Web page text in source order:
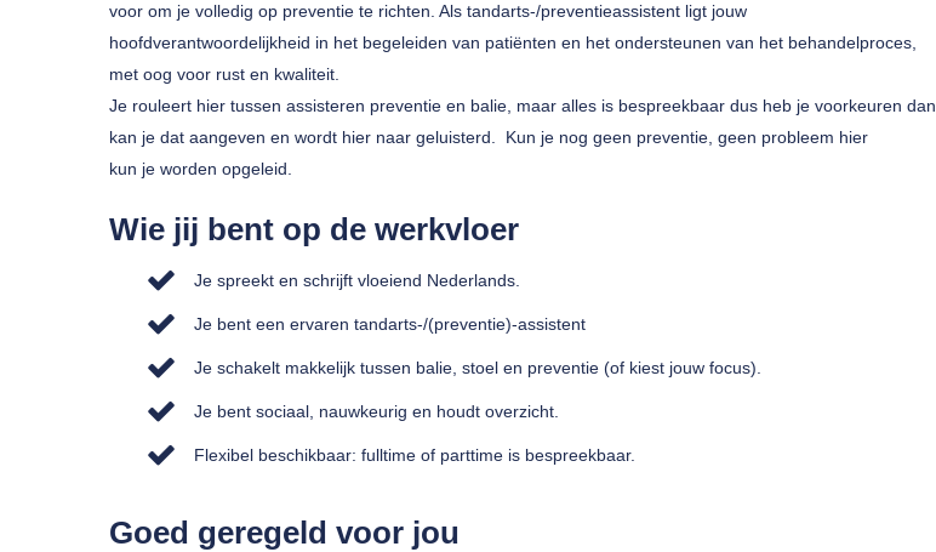
voor om je volledig op preventie te richten. Als tandarts-/preventieassistent ligt jouw
hoofdverantwoordelijkheid in het begeleiden van patiënten en het ondersteunen van het behandelproces,
met oog voor rust en kwaliteit.
Je rouleert hier tussen assisteren preventie en balie, maar alles is bespreekbaar dus heb je voorkeuren dan
kan je dat aangeven en wordt hier naar geluisterd. Kun je nog geen preventie, geen probleem hier
kun je worden opgeleid.
Wie jij bent op de werkvloer
Je spreekt en schrijft vloeiend Nederlands.
Je bent een ervaren tandarts-/(preventie)-assistent
Je schakelt makkelijk tussen balie, stoel en preventie (of kiest jouw focus).
Je bent sociaal, nauwkeurig en houdt overzicht.
Flexibel beschikbaar: fulltime of parttime is bespreekbaar.
Goed geregeld voor jou